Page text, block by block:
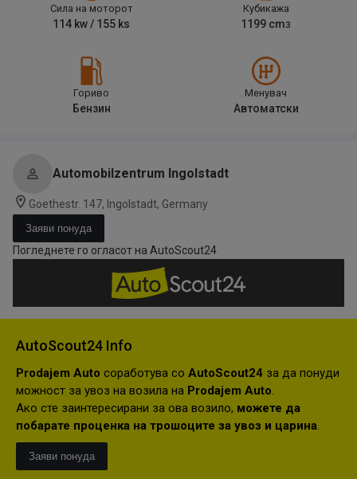
Сила на моторот
114 kw / 155 ks
Кубикажа
1199 cm3
Гориво
Бензин
Менувач
Автоматски
Automobilzentrum Ingolstadt
Goethestr. 147, Ingolstadt, Germany
Заяви понуда
Погледнете го огласот на AutoScout24
AutoScout24 Info
Prodajem Auto соработува со AutoScout24 за да понуди
можност за увоз на возила на Prodajem Auto.
Ако сте заинтересирани за ова возило, можете да
побарате проценка на трошоците за увоз и царина.
Заяви понуда